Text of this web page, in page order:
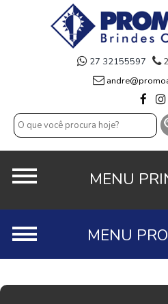
27 32155597